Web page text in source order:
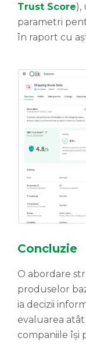
Trust Score),
parametri
în raport cu
Concluzie
O abordare
produselor
ia decizii
evaluarea
companiile își